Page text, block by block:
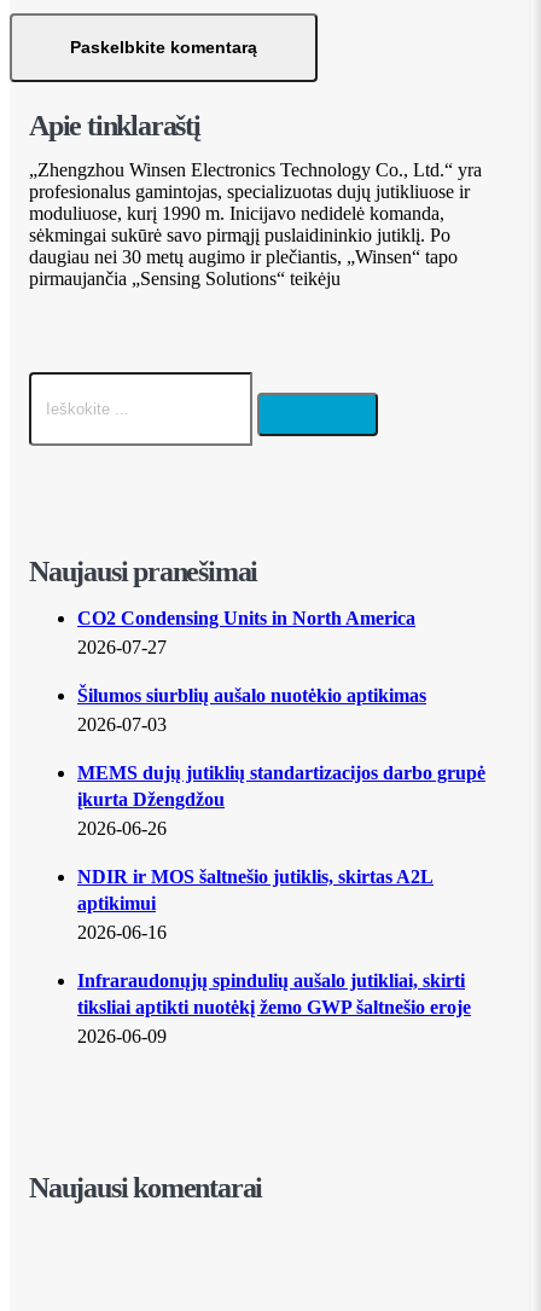
Apie tinklaraštį
„Zhengzhou Winsen Electronics Technology Co., Ltd.“ yra
profesionalus gamintojas, specializuotas dujų jutikliuose ir
moduliuose, kurį 1990 m. Inicijavo nedidelė komanda,
sėkmingai sukūrė savo pirmąjį puslaidininkio jutiklį. Po
daugiau nei 30 metų augimo ir plečiantis, „Winsen“ tapo
pirmaujančia „Sensing Solutions“ teikėju
Naujausi pranešimai
CO2 Condensing Units in North America
2026-07-27
Šilumos siurblių aušalo nuotėkio aptikimas
2026-07-03
MEMS dujų jutiklių standartizacijos darbo grupė
įkurta Džengdžou
2026-06-26
NDIR ir MOS šaltnešio jutiklis, skirtas A2L
aptikimui
2026-06-16
Infraraudonųjų spindulių aušalo jutikliai, skirti
tiksliai aptikti nuotėkį žemo GWP šaltnešio eroje
2026-06-09
Naujausi komentarai